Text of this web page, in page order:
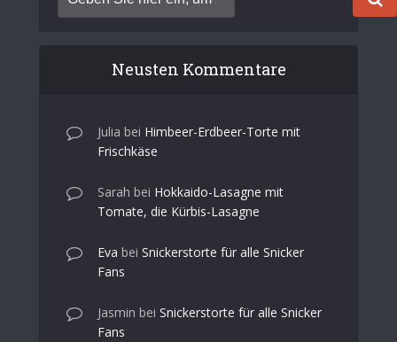
Neusten Kommentare
Julia bei Himbeer-Erdbeer-Torte mit
Frischkäse
Sarah bei Hokkaido-Lasagne mit
Tomate, die Kürbis-Lasagne
Eva bei Snickerstorte für alle Snicker
Fans
Jasmin bei Snickerstorte für alle Snicker
Fans